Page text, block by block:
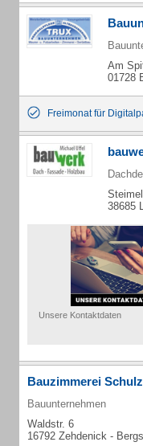
Am
01728
Freimonat für
38685
Unsere Kontaktdaten
Bauzimmerei
Bauunternehmen
Waldstr. 6
16792 Zehdenick -